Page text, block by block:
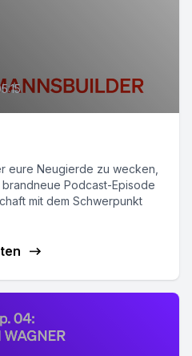
eure Neugierde zu wecken,
Podcast-Episode
mit dem Schwerpunkt